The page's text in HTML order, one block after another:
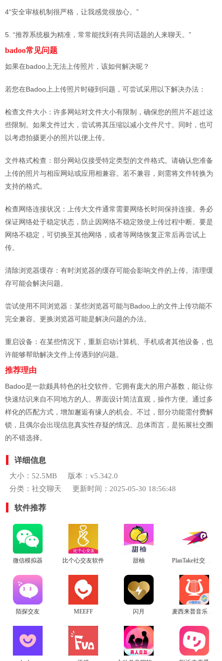
4“安全审核机制很严格，让我感觉很放心。”
5. “推荐系统极为精准，常常能找到有共同话题的人来聊天。”
badoo常见问题
如果在badoo上无法上传照片，该如何解决呢？
若您在Badoo上上传照片时碰到问题，可尝试采用以下解决办法：
检查文件大小：许多网站对文件大小有限制，确保您的照片不超过这
些限制。如果文件过大，尝试将其压缩以减小文件尺寸。同时，也可
以考虑拍摄更小的照片以便上传。
文件格式检查：部分网站仅接受特定类型的文件格式。请确认您准备
上传的照片与相应网站或应用相兼容。若不兼容，则需将文件转换为
支持的格式。
检查网络连接状况：上传大文件通常需要网络长时间保持连接。务必
保证网络处于稳定状态，防止因网络不稳定致使上传过程中断。要是
网络不稳定，可切换至其他网络，或者等网络恢复正常后再尝试上
传。
清除浏览器缓存：有时浏览器的缓存可能会影响文件的上传。清理缓
存可能会解决问题。
尝试使用不同浏览器：某些浏览器可能与Badoo上的文件上传功能不
完全兼容。更换浏览器可能是解决问题的办法。
重启设备：在某些情况下，重新启动计算机、手机或者其他设备，也
许能够帮助解决文件上传遇到的问题。
推荐理由
Badoo是一款颇具特色的社交软件。它拥有庞大的用户基数，能让你
快速结识来自不同地方的人。界面设计简洁直观，操作方便。通过多
样化的匹配方式，增加邂逅有缘人的机会。不过，部分功能需付费解
锁，且偶尔会出现信息真实性存疑的情况。总体而言，是拓展社交圈
的不错选择。
详细信息
大小：52.5MB
版本：v5.342.0
分类：社交聊天
更新时间：2025-05-30 18:56:48
软件推荐
微信模拟器 比个心交友软件 甜柚
陌探交友 MEEFF 闪月